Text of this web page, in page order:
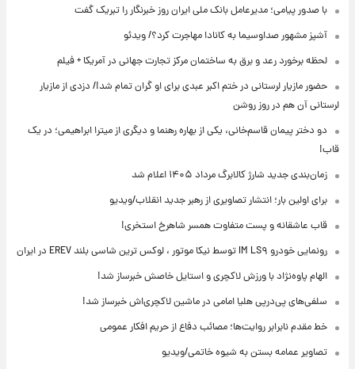
با صدور پیامی؛ مدیرعامل بانک ملی ایران روز خبرنگار را تبریک گفت
آشپز مشهور صداوسیما به کانادا مهاجرت کرد؟/ ویدئو
لحظه برخورد رعد و برق به ساختمان مرکز تجارت جهانی در آمریکا + فیلم
حضور مازیار لرستانی در ختم اکبر عبدی برای او گران تمام شد!/ دزدی از مازیار
لرستانی آن هم در روز روشن
دو دختر پیمان قاسم‌خانی، یکی از بهاره رهنما و دیگری از میترا ابراهیمی؛ در یک
قاب!
زمان‌بندی جدید شارژ کالابرگ مرداد ۱۴۰۵ اعلام شد
برای اولین بار؛ انتشار تصاویری از رهبر جدید انقلاب/ویدیو
قاب عاشقانه و پست متفاوت همسر شاهرخ استخری!
رونمایی خودرو IM LS۹ توسط نیکا موتور ، لوکس ترین شاسی بلند EREV در ایران
الهام پاوه‌نژاد با ورزش لاکچری و استایل خاصش خبرساز شد!
سلفی‌های پی‌درپی هلیا امامی در ماشین لاکچری‌اش خبرساز شد!
خط مقدم نابرابر روایت‌ها؛ مصائب دفاع از حریم افکار عمومی
تصاویر عمامه بستن به شیوه خاتمی/ویدیو